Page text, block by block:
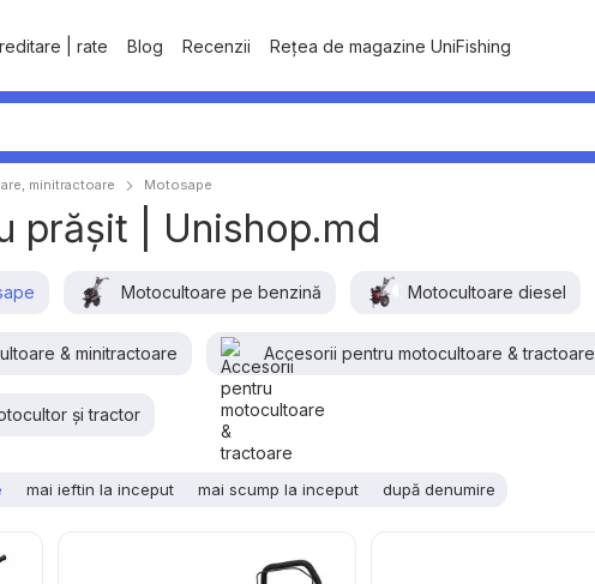
| rate Blog Recenzii Rețea de magazine UniFishing
minitractoare Motosape
prășit | Unishop.md
Motocultoare pe benzină Motocultoare diesel
& minitractoare Accesorii pentru motocultoare & tractoare
și tractor
mai ieftin la inceput mai scump la inceput după denumire